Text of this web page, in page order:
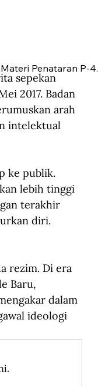
Penataran P-4.
sepekan
2017. Badan
arah
intelektual
ke publik.
lebih tinggi
terakhir
diri.
rezim. Di era
Baru,
dalam
ideologi